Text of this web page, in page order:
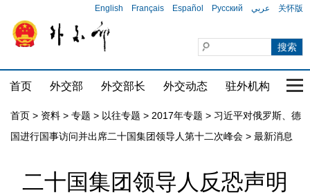
English Français Español Русский عربي 关怀版
首页 外交部 外交部长 外交动态 驻外机构 国
首页 > 资料 > 专题 > 以往专题 > 2017年专题 > 习近平对俄罗斯、德
国进行国事访问并出席二十国集团领导人第十二次峰会 > 最新消息
二十国集团领导人反恐声明